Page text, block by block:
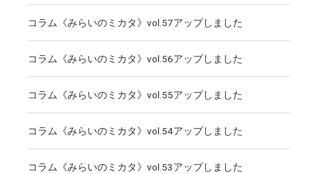
コラム《みらいのミカタ》vol.57アップしました
コラム《みらいのミカタ》vol.56アップしました
コラム《みらいのミカタ》vol.55アップしました
コラム《みらいのミカタ》vol.54アップしました
コラム《みらいのミカタ》vol.53アップしました